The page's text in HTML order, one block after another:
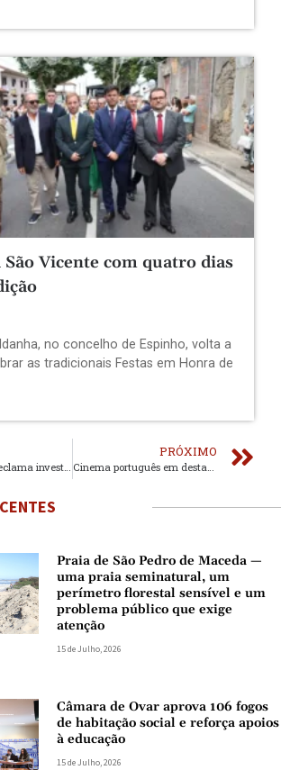
Vicente com quatro dias
no concelho de Espinho, volta a
as tradicionais Festas em Honra de
José Teixeira reclama investimento municipal na freguesia de Silvalde
PRÓXIMO
Cinema português em destaque na programação do Cineclube
Praia de São Pedro de Maceda —
uma praia seminatural, um
perímetro florestal sensível e um
problema público que exige
atenção
15 de Julho, 2026
Câmara de Ovar aprova 106 fogos
de habitação social e reforça apoios
à educação
15 de Julho, 2026